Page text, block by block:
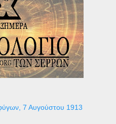
7 Αυγούστου 1913